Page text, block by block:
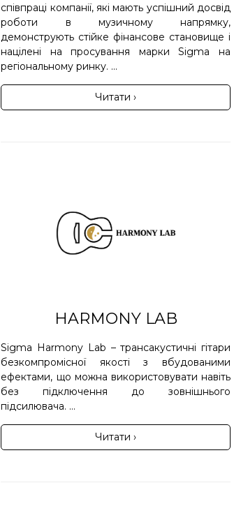
співпраці компанії, які мають успішний досвід
роботи в музичному напрямку,
демонструють стійке фінансове становище і
націлені на просування марки Sigma на
регіональному ринку. ...
Читати ›
HARMONY LAB
Sigma Harmony Lab – трансакустичні гітари
безкомпромісної якості з вбудованими
ефектами, що можна використовувати навіть
без підключення до зовнішнього
підсилювача. ...
Читати ›